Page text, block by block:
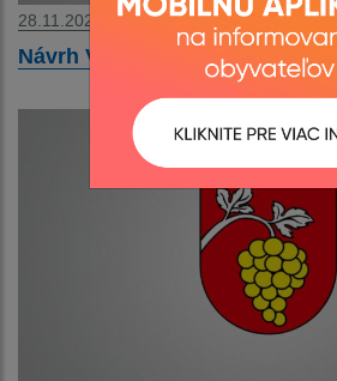
28.11.2024
Návrh VZN o miestnych daniach